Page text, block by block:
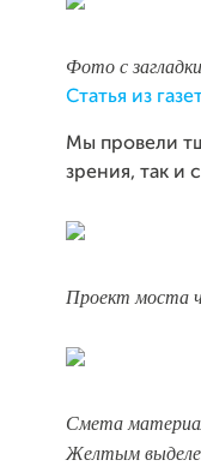
Фото с
Статья из
Мы провели
зрения, так и
Проект моста
Смета
Желтым